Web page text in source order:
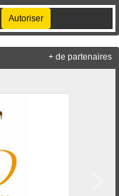
Autoriser
+ de partenaires